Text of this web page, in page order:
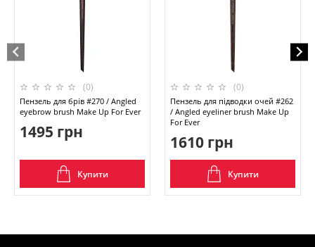
(0)
Пензель для брів #270 / Angled
eyebrow brush Make Up For Ever
1495 грн
Купити
(0)
Пензель для підводки очей #262
/ Angled eyeliner brush Make Up
For Ever
1610 грн
Купити